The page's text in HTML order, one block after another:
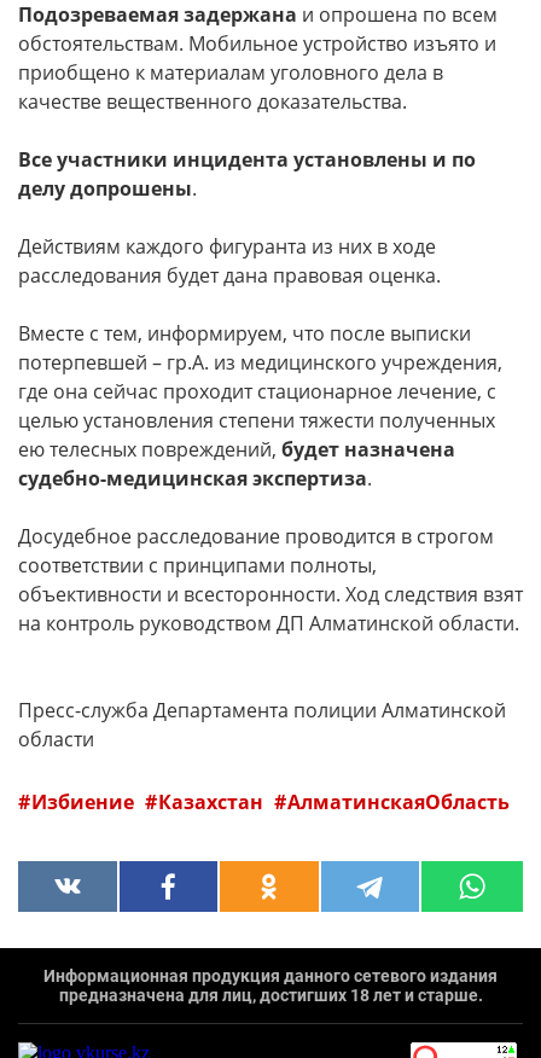
Подозреваемая задержана и опрошена по всем
обстоятельствам. Мобильное устройство изъято и
приобщено к материалам уголовного дела в
качестве вещественного доказательства.
Все участники инцидента установлены и по
делу допрошены.
Действиям каждого фигуранта из них в ходе
расследования будет дана правовая оценка.
Вместе с тем, информируем, что после выписки
потерпевшей – гр.А. из медицинского учреждения,
где она сейчас проходит стационарное лечение, с
целью установления степени тяжести полученных
ею телесных повреждений, будет назначена
судебно-медицинская экспертиза.
Досудебное расследование проводится в строгом
соответствии с принципами полноты,
объективности и всесторонности. Ход следствия взят
на контроль руководством ДП Алматинской области.
Пресс-служба Департамента полиции Алматинской
области
Избиение Казахстан АлматинскаяОбласть
Информационная продукция данного сетевого издания
предназначена для лиц, достигших 18 лет и старше.